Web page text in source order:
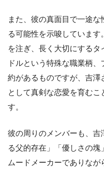
また、彼の真面目で一途
る可能性を示唆していま
を注ぎ、長く大切にするタ
ドルという特殊な職業柄
約があるものですが、吉澤
として真剣な恋愛を育むこ
す。
彼の周りのメンバーも、
る父的存在」「優しさの
ムードメーカーでありな